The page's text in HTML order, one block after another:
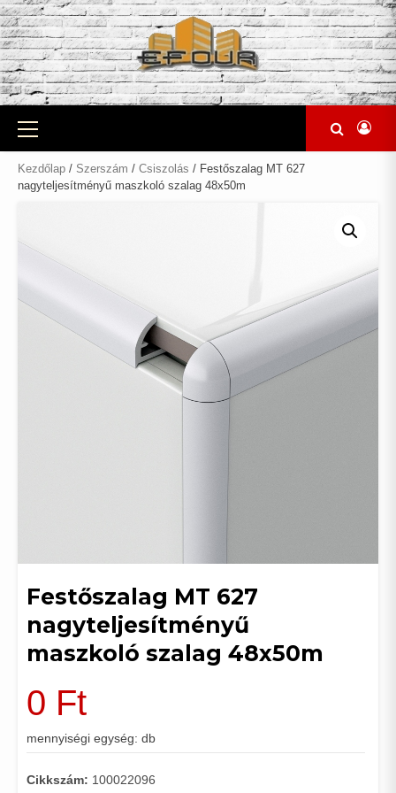
Skip
to
content
Primary
Menu
Kezdőlap / Szerszám / Csiszolás / Festőszalag MT 627
nagyteljesítményű maszkoló szalag 48x50m
Festőszalag MT 627
nagyteljesítményű
maszkoló szalag 48x50m
0 Ft
mennyiségi egység: db
Cikkszám: 100022096